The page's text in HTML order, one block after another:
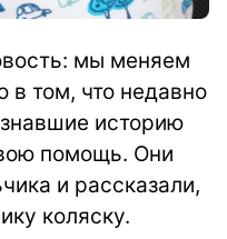
мы меняем
в том, что недавно
историю
помощь. Они
и рассказали,
коляску.